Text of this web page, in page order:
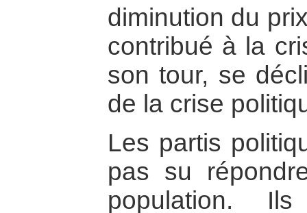
diminution du
contribué à la
son tour, se
de la crise
Les partis
pas su
population.